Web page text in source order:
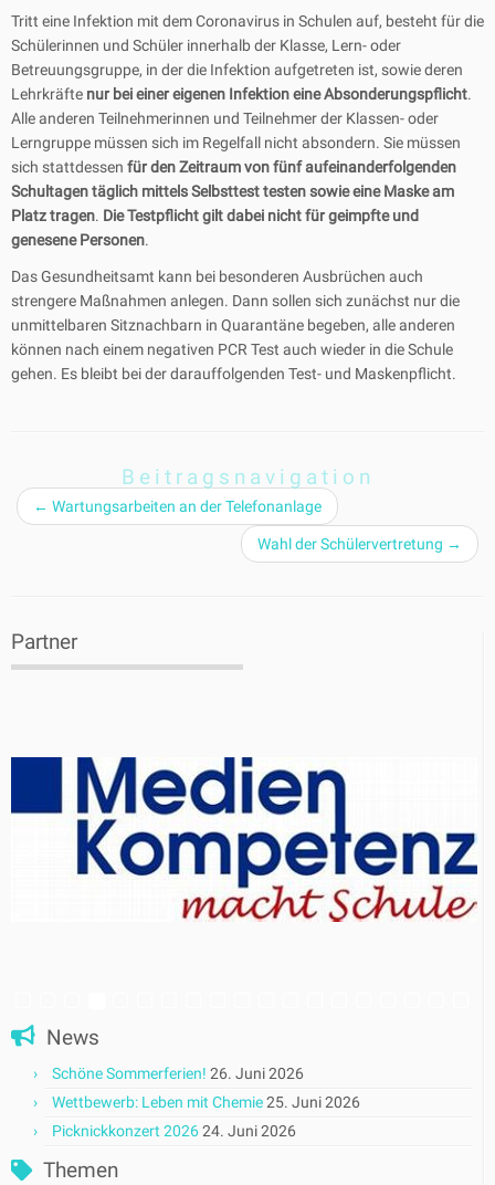
Tritt eine Infektion mit dem Coronavirus in Schulen auf, besteht für die
Schülerinnen und Schüler innerhalb der Klasse, Lern- oder
Betreuungsgruppe, in der die Infektion aufgetreten ist, sowie deren
Lehrkräfte nur bei einer eigenen Infektion eine Absonderungspflicht.
Alle anderen Teilnehmerinnen und Teilnehmer der Klassen- oder
Lerngruppe müssen sich im Regelfall nicht absondern. Sie müssen
sich stattdessen für den Zeitraum von fünf aufeinanderfolgenden
Schultagen täglich mittels Selbsttest testen sowie eine Maske am
Platz tragen. Die Testpflicht gilt dabei nicht für geimpfte und
genesene Personen.
Das Gesundheitsamt kann bei besonderen Ausbrüchen auch
strengere Maßnahmen anlegen. Dann sollen sich zunächst nur die
unmittelbaren Sitznachbarn in Quarantäne begeben, alle anderen
können nach einem negativen PCR Test auch wieder in die Schule
gehen. Es bleibt bei der darauffolgenden Test- und Maskenpflicht.
Beitragsnavigation
← Wartungsarbeiten an der Telefonanlage
Wahl der Schülervertretung →
Partner
News
Schöne Sommerferien! 26. Juni 2026
Wettbewerb: Leben mit Chemie25. Juni 2026
Picknickkonzert 202624. Juni 2026
Themen